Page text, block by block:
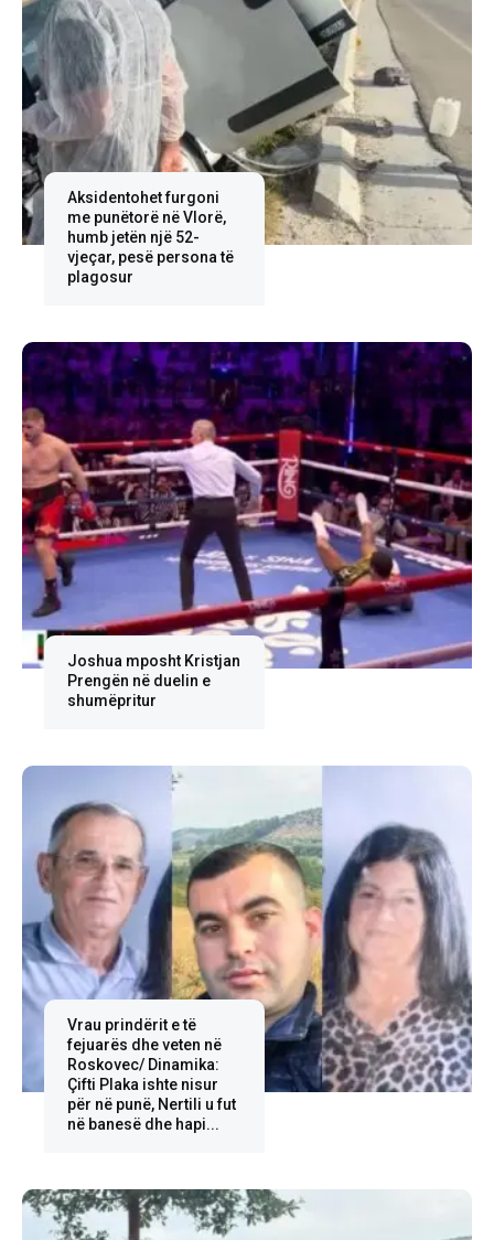
Aksidentohet furgoni
me punëtorë në Vlorë,
humb jetën një 52-
vjeçar, pesë persona të
plagosur
Joshua mposht Kristjan
Prengën në duelin e
shumëpritur
Vrau prindërit e të
fejuarës dhe veten në
Roskovec/ Dinamika:
Çifti Plaka ishte nisur
për në punë, Nertili u fut
në banesë dhe hapi...